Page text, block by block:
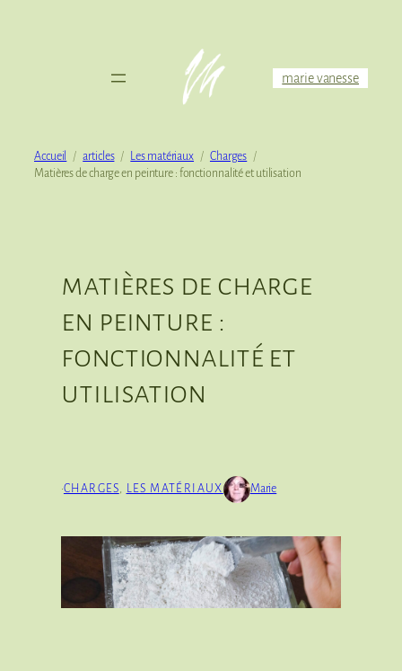
marie vanesse
Accueil articles Les matériaux
Charges
Matières de charge en peinture : fonctionnalité et utilisation
matières de charge
en peinture :
fonctionnalité et
utilisation
·CHARGES, LES MATÉRIAUX Marie